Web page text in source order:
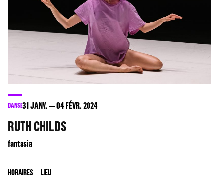
DANSE31JANV. 04FÉVR. 2024
RUTH CHILDS
fantasia
HORAIRES LIEU